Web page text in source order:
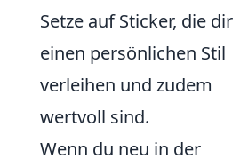
Setze auf Sticker, die dir
einen persönlichen Stil
verleihen und zudem
wertvoll sind.
Wenn du neu in der